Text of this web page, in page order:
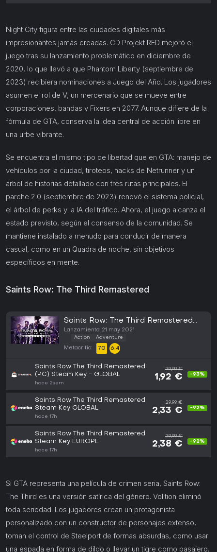
Night City figura entre las ciudades digitales más
impresionantes jamás creadas. CD Projekt RED mejoró el
juego tras su lanzamiento problemático en diciembre de
2020, lo que llevó a que Phantom Liberty (septiembre de
2023) recibiera nominaciones a Juego del Año. Los jugadores
asumen el rol de V, un mercenario que se mueve entre
corporaciones, bandas y Fixers en 2077. Aunque difiere de la
fórmula de GTA, conserva la idea central de acción libre en
una urbe vibrante.
Se encuentra el mismo tipo de libertad que en GTA: manejo de
vehículos por la ciudad, tiroteos, hacks de Netrunner y un
árbol de historias detallado con tres rutas principales. El
parche 2.0 (septiembre de 2023) renovó el sistema policial,
el árbol de perks y la IA del tráfico. Ahora, el juego alcanza el
estado previsto, según el consenso de la comunidad. Se
mantiene instalado a menudo para conducir de manera
casual, como en un Quadra de noche, sin objetivos
específicos en mente.
Saints Row: The Third Remastered
Saints Row: The Third Remastered
(PC)
Lanzamiento: 21 may 2021
Action Adventure
Metacritic: 70 6.4
Saints Row The Third Remastered
(PC) Steam Key - GLOBAL
hace 2sem
29,99 €
1,92 € -93%
Saints Row The Third Remastered
Steam Key GLOBAL
hace 17h
29,99 €
2,33 € -92%
Saints Row The Third Remastered
Steam Key EUROPE
hace 17h
29,99 €
2,38 € -92%
Si GTA representa una película de crimen seria, Saints Row:
The Third es una versión satírica del género. Volition eliminó
toda seriedad. Los jugadores crean un protagonista
personalizado con un constructor de personajes extenso,
toman el control de Steelport de formas absurdas, como usar
una espada en forma de dildo o llevar un tigre como pasajero.